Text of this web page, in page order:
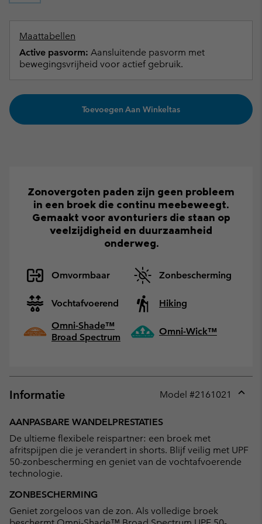
Maattabellen
Active pasvorm: Aansluitende pasvorm met
bewegingsvrijheid voor actief gebruik.
Toevoegen Aan Winkeltas
Zonovergoten paden zijn geen probleem
in een broek die continu meebeweegt.
Gemaakt voor avonturiers die staan op
veelzijdigheid en duurzaamheid
onderweg.
Omvormbaar Zonbescherming
Vochtafvoerend
Hiking
Omni-Shade™
Broad Spectrum
Omni-Wick™
Informatie Model #2161021
AANPASBARE WANDELPRESTATIES
De ultieme flexibele reispartner: een broek met
afritspijpen die je verandert in shorts. Blijf veilig met UPF
50-zonbescherming en geniet van de vochtafvoerende
technologie.
ZONBESCHERMING
Geniet zorgeloos van de zon. Als volledige broek